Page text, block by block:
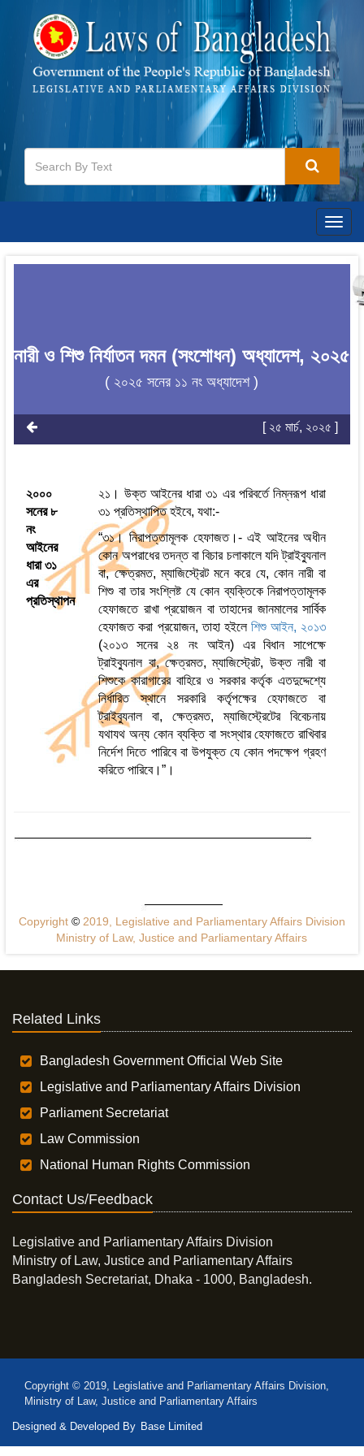
নারী ও শিশু নির্যাতন দমন (সংশোধন) অধ্যাদেশ, ২০২৫
( ২০২৫ সনের ১১ নং অধ্যাদেশ )
[ ২৫ মার্চ, ২০২৫ ]
২০০০
সনের ৮
নং
আইনের
ধারা ৩১
এর
প্রতিস্থাপন
২১। উক্ত আইনের ধারা ৩১ এর পরিবর্তে নিম্নরূপ ধারা
৩১ প্রতিস্থাপিত হইবে, যথা:-
“৩১। নিরাপত্তামূলক হেফাজত।- এই আইনের অধীন
কোন অপরাধের তদন্ত বা বিচার চলাকালে যদি ট্রাইব্যুনাল
বা, ক্ষেত্রমত, ম্যাজিস্ট্রেট মনে করে যে, কোন নারী বা
শিশু বা তার সংশ্লিষ্ট যে কোন ব্যক্তিকে নিরাপত্তামূলক
হেফাজতে রাখা প্রয়োজন বা তাহাদের জানমালের সার্বিক
হেফাজত করা প্রয়োজন, তাহা হইলেশিশু আইন, ২০১৩
(২০১৩ সনের ২৪ নং আইন) এর বিধান সাপেক্ষে
ট্রাইব্যুনাল বা, ক্ষেত্রমত, ম্যাজিস্ট্রেট, উক্ত নারী বা
শিশুকে কারাগারের বাহিরে ও সরকার কর্তৃক এতদুদ্দেশ্যে
নির্ধারিত স্থানে সরকারি কর্তৃপক্ষের হেফাজতে বা
ট্রাইব্যুনাল বা, ক্ষেত্রমত, ম্যাজিস্ট্রেটের বিবেচনায়
যথাযথ অন্য কোন ব্যক্তি বা সংস্থার হেফাজতে রাখিবার
নির্দেশ দিতে পারিবে বা উপযুক্ত যে কোন পদক্ষেপ গ্রহণ
করিতে পারিবে।”।
Copyright ©2019, Legislative and Parliamentary Affairs Division
Ministry of Law, Justice and Parliamentary Affairs
Related Links
Bangladesh Government Official Web Site
Legislative and Parliamentary Affairs Division
Parliament Secretariat
Law Commission
National Human Rights Commission
Contact Us/Feedback
Legislative and Parliamentary Affairs Division
Ministry of Law, Justice and Parliamentary Affairs
Bangladesh Secretariat, Dhaka - 1000, Bangladesh.
Copyright © 2019, Legislative and Parliamentary Affairs Division,
Ministry of Law, Justice and Parliamentary Affairs
Designed & Developed By Base Limited